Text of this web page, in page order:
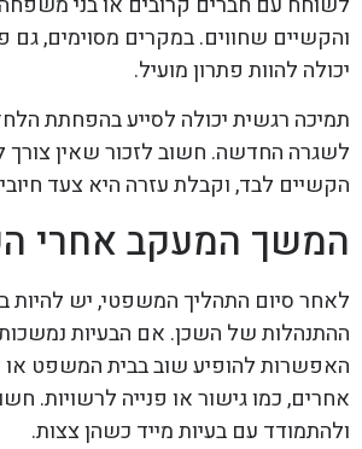
והקשיים שחווים. במקרים מסוימים, גם
יכולה להוות פתרון מועיל.
תמיכה רגשית יכולה לסייע בהפחתת
לשגרה החדשה. חשוב לזכור שאין צורך
הקשיים לבד, וקבלת עזרה היא צעד חיובי.
המשך המעקב אחרי
לאחר סיום התהליך המשפטי, יש להיות
ההתנהלות של השכן. אם הבעיות
האפשרות להופיע שוב בבית המשפט או
אחרים, כמו גישור או פנייה לרשויות.
ולהתמודד עם בעיות מייד כשהן צצות.